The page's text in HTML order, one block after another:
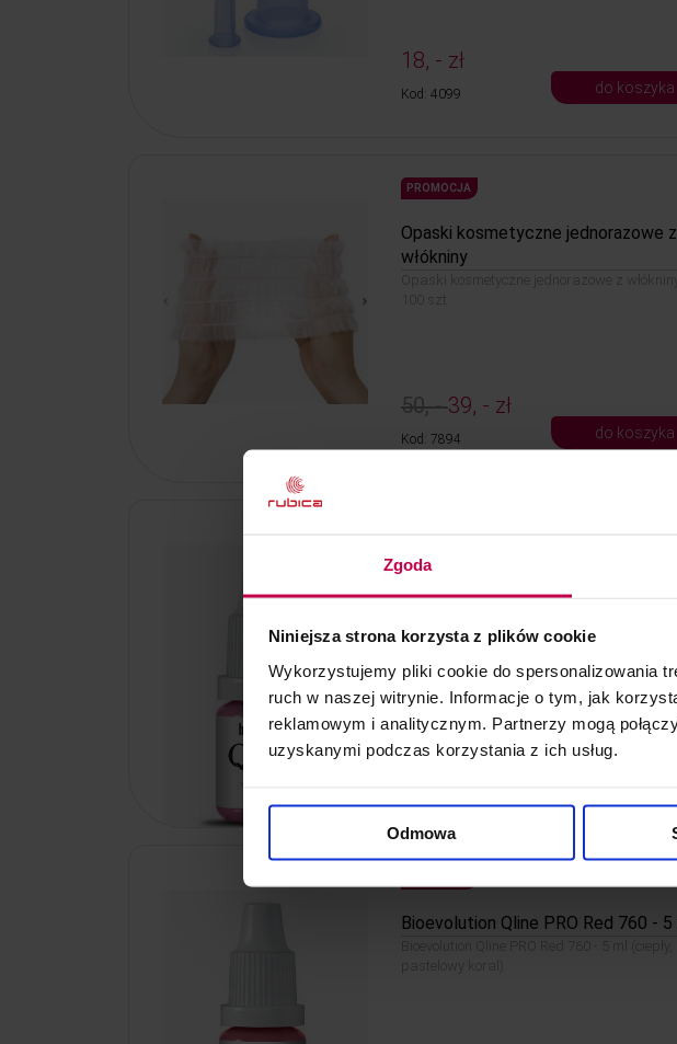
Zgoda
Niniejsza strona korzysta z plików cookie
Wykorzystujemy pliki cookie do spersonalizowania
ruch w naszej witrynie. Informacje o tym, jak
reklamowym i analitycznym. Partnerzy mogą
uzyskanymi podczas korzystania z ich usług.
Odmowa
18, - zł
Kod: 4099 do koszyka
PROMOCJA
Opaski kosmetyczne jednorazowe z
włókniny
Opaski kosmetyczne jednorazowe z włókniny
100 szt.
50, -39, - zł
Kod: 7894 do koszyka
Bioevolution Qline PRO Red 765 - 5
Bioevolution Qline PRO Red 765 - 5 ml( jasny,
129, -109, - zł
Bioevolution Qline PRO Red 760 - 5